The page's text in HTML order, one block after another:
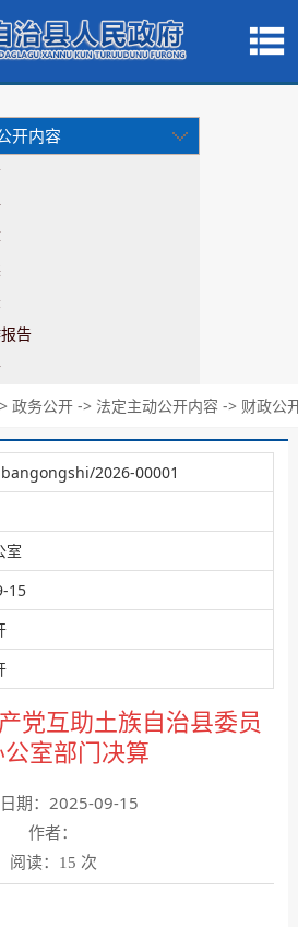
开内容
告
政务公开 -> 法定主动公开内容 -> 财政公
2026-00001
室
15
党互助土族自治县委员
室部门决算
期：2025-09-15
作者：
阅读：
15 次